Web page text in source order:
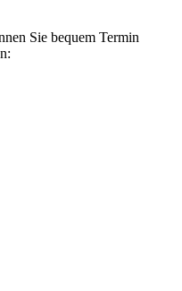
Sie bequem Termin